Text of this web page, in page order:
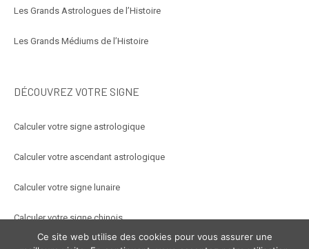
Les Grands Astrologues de l’Histoire
Les Grands Médiums de l’Histoire
DÉCOUVREZ VOTRE SIGNE
Calculer votre signe astrologique
Calculer votre ascendant astrologique
Calculer votre signe lunaire
Calculer votre signe chinois
Ce site web utilise des cookies pour vous assurer une